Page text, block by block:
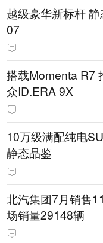
越级豪华新标杆
07
搭载Momenta R7
众ID.ERA 9X
10万级满配纯电
静态品鉴
北汽集团7月销售
场销量29148辆